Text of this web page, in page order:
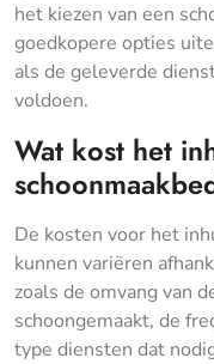
het kiezen van een
goedkopere opties
als de geleverde
voldoen.
Wat kost het
De kosten voor het
kunnen variëren
zoals de omvang van
schoongemaakt, de
type diensten dat